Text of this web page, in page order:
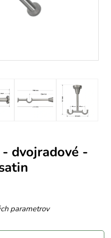
dvojradové -
parametrov